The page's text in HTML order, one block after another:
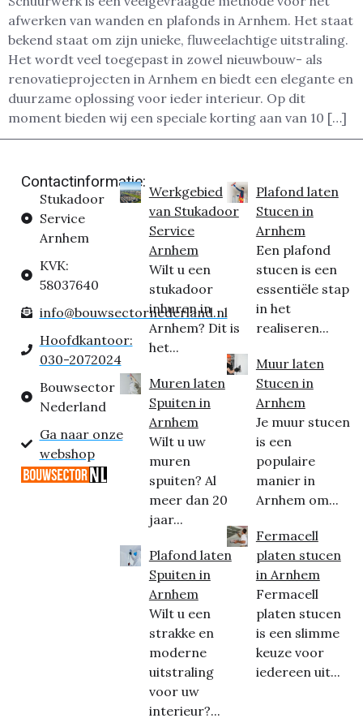
afwerken van wanden en plafonds in Arnhem. Het staat
bekend staat om zijn unieke, fluweelachtige uitstraling.
Het wordt veel toegepast in zowel nieuwbouw- als
renovatieprojecten in Arnhem en biedt een elegante en
duurzame oplossing voor ieder interieur. Op dit
moment bieden wij een speciale korting aan van 10 […]
Contactinformatie:
Stukadoor
Service
Arnhem
KVK:
58037640
info@bouwsectornederland.nl
Hoofdkantoor:
030-2072024
Bouwsector
Nederland
Ga naar onze
webshop
Werkgebied
van Stukadoor
Service
Arnhem
Wilt u een
stukadoor
inhuren in
Arnhem? Dit is
het...
Muren laten
Spuiten in
Arnhem
Wilt u uw
muren
spuiten? Al
meer dan 20
jaar...
Plafond laten
Spuiten in
Arnhem
Wilt u een
strakke en
moderne
uitstraling
voor uw
interieur?...
Plafond laten
Stucen in
Arnhem
Een plafond
stucen is een
essentiële stap
in het
realiseren...
Muur laten
Stucen in
Arnhem
Je muur stucen
is een
populaire
manier in
Arnhem om...
Fermacell
platen stucen
in Arnhem
Fermacell
platen stucen
is een slimme
keuze voor
iedereen uit...